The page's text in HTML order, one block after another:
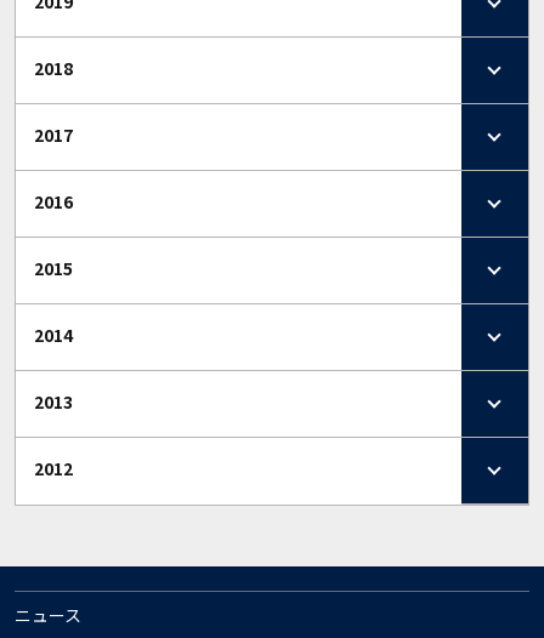
2018
2017
2016
2015
2014
2013
2012
ニュース